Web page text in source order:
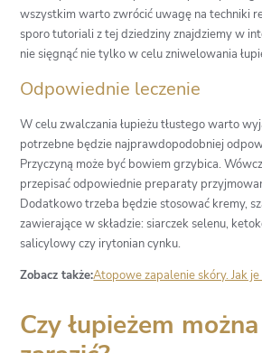
wszystkim warto zwrócić uwagę na techniki
sporo tutoriali z tej dziedziny znajdziemy w
nie sięgnąć nie tylko w celu zniwelowania
Odpowiednie leczenie
W celu zwalczania łupieżu tłustego warto
potrzebne będzie najprawdopodobniej
Przyczyną może być bowiem grzybica.
przepisać odpowiednie preparaty
Dodatkowo trzeba będzie stosować kremy,
zawierające w składzie: siarczek selenu,
salicylowy czy irytonian cynku.
Zobacz także:Atopowe zapalenie skóry. Jak je
Czy łupieżem